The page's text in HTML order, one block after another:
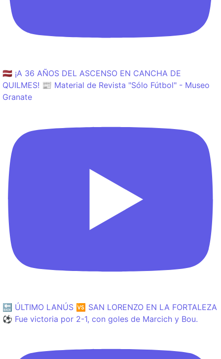
🇱🇻 ¡A 36 AÑOS DEL ASCENSO EN CANCHA DE
QUILMES! 📰 Material de Revista "Sólo Fútbol" - Museo
Granate
🔙 ÚLTIMO LANÚS 🆚 SAN LORENZO EN LA FORTALEZA
⚽️ Fue victoria por 2-1, con goles de Marcich y Bou.